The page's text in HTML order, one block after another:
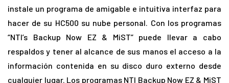
instale un programa de amigable e intuitiva interfaz para
hacer de su HC500 su nube personal. Con los programas
“NTI’s Backup Now EZ & MiST” puede llevar a cabo
respaldos y tener al alcance de sus manos el acceso a la
información contenida en su disco duro externo desde
cualquier lugar. Los programas NTI Backup Now EZ & MiST